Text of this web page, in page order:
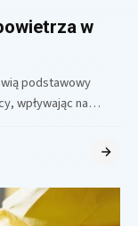
w
podstawowy
wpływając na